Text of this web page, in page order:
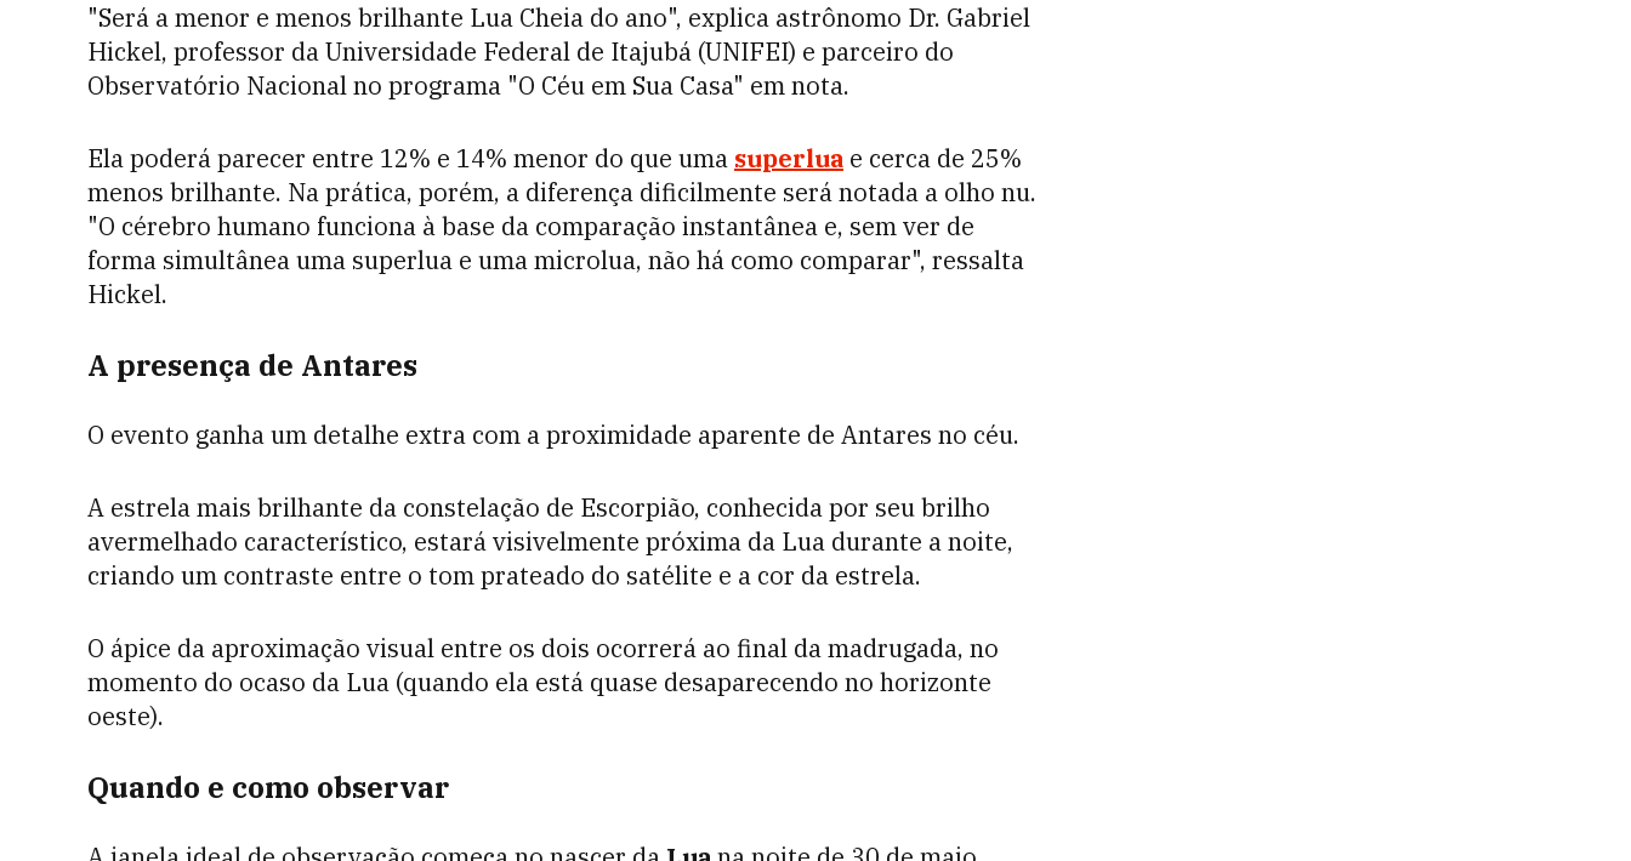
"Será a menor e menos brilhante Lua Cheia do ano", explica astrônomo Dr. Gabriel
Hickel, professor da Universidade Federal de Itajubá (UNIFEI) e parceiro do
Observatório Nacional no programa "O Céu em Sua Casa" em nota.
Ela poderá parecer entre 12% e 14% menor do que uma superlua e cerca de 25%
menos brilhante. Na prática, porém, a diferença dificilmente será notada a olho nu.
"O cérebro humano funciona à base da comparação instantânea e, sem ver de
forma simultânea uma superlua e uma microlua, não há como comparar", ressalta
Hickel.
A presença de Antares
O evento ganha um detalhe extra com a proximidade aparente de Antares no céu.
A estrela mais brilhante da constelação de Escorpião, conhecida por seu brilho
avermelhado característico, estará visivelmente próxima da Lua durante a noite,
criando um contraste entre o tom prateado do satélite e a cor da estrela.
O ápice da aproximação visual entre os dois ocorrerá ao final da madrugada, no
momento do ocaso da Lua (quando ela está quase desaparecendo no horizonte
oeste).
Quando e como observar